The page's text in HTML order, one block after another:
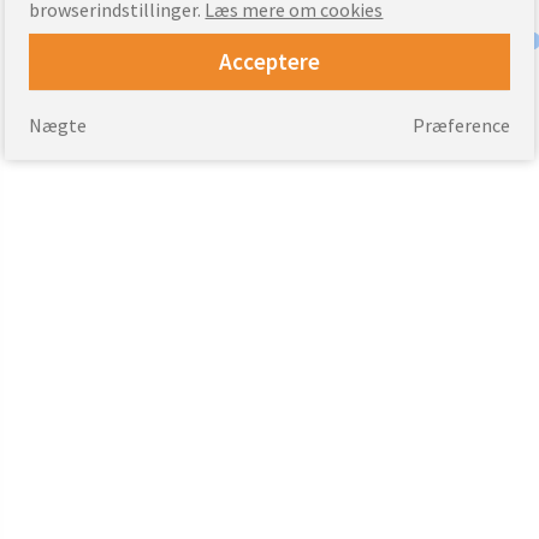
browserindstillinger. Læs mere om cookies
Acceptere
Præference
Nægte